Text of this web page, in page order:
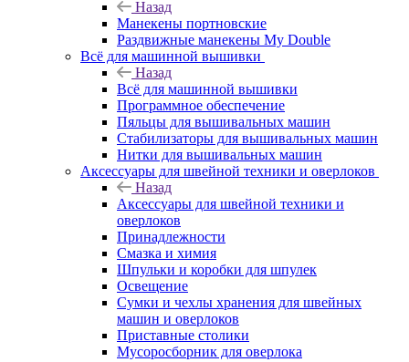
Назад
Манекены портновские
Раздвижные манекены My Double
Всё для машинной вышивки
Назад
Всё для машинной вышивки
Программное обеспечение
Пяльцы для вышивальных машин
Стабилизаторы для вышивальных машин
Нитки для вышивальных машин
Аксессуары для швейной техники и оверлоков
Назад
Аксессуары для швейной техники и
оверлоков
Принадлежности
Смазка и химия
Шпульки и коробки для шпулек
Освещение
Сумки и чехлы хранения для швейных
машин и оверлоков
Приставные столики
Мусоросборник для оверлока